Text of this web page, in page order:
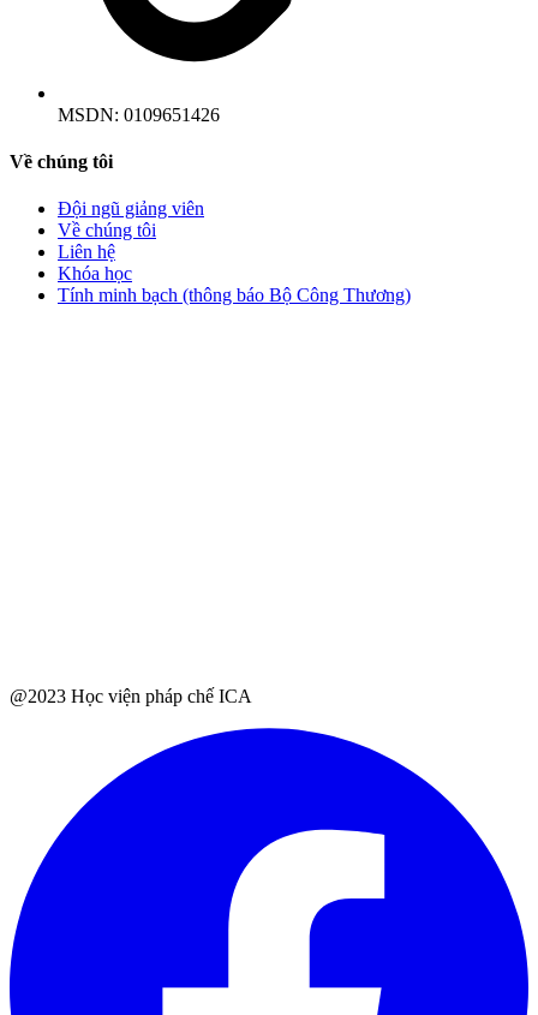
MSDN: 0109651426
Về chúng tôi
Đội ngũ giảng viên
Về chúng tôi
Liên hệ
Khóa học
Tính minh bạch (thông báo Bộ Công Thương)
@2023 Học viện pháp chế ICA